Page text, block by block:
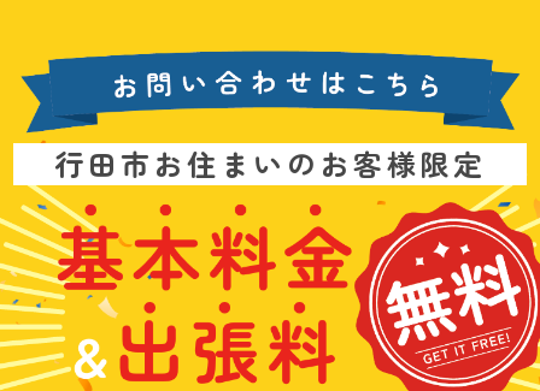
合
わ
せ
は
こ
ち
ら
行田市お住まいのお客様限定
本
料
金
&
出
張
料
無
料
漏
れ
や
詰
ま
り
、
水
の
6
日
年
中
無
休
で
お